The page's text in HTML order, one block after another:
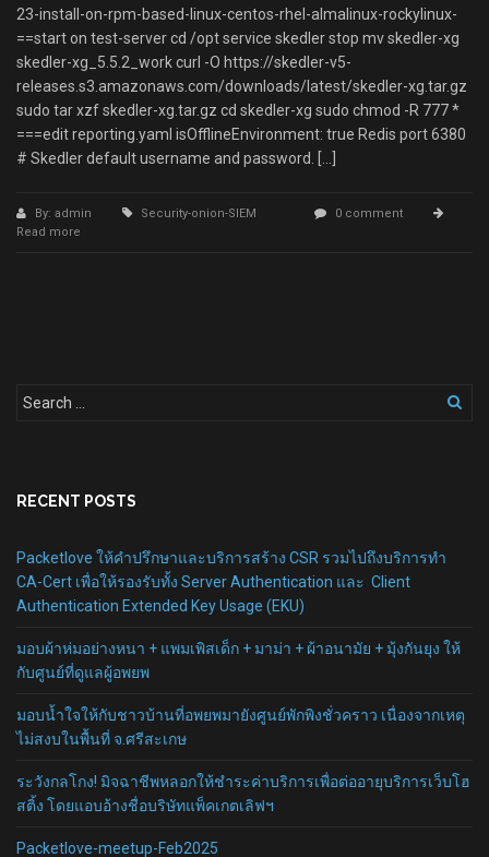
23-install-on-rpm-based-linux-centos-rhel-almalinux-rockylinux-
==start on test-server cd /opt service skedler stop mv skedler-xg
skedler-xg_5.5.2_work curl -O https://skedler-v5-
releases.s3.amazonaws.com/downloads/latest/skedler-xg.tar.gz
sudo tar xzf skedler-xg.tar.gz cd skedler-xg sudo chmod -R 777 *
===edit reporting.yaml isOfflineEnvironment: true Redis port 6380
# Skedler default username and password. […]
By: admin Security-onion-SIEM
0 comment
Read more
RECENT POSTS
Packetlove ให้คำปรึกษาและบริการสร้าง CSR รวมไปถึงบริการทำ
CA-Cert เพื่อให้รองรับทั้ง Server Authentication และ Client
Authentication Extended Key Usage (EKU)
มอบผ้าห่มอย่างหนา + แพมเพิสเด็ก + มาม่า + ผ้าอนามัย + มุ้งกันยุง ให้
กับศูนย์ที่ดูแลผู้อพยพ
มอบน้ำใจให้กับชาวบ้านที่อพยพมายังศูนย์พักพิงชั่วคราว เนื่องจากเหตุ
ไม่สงบในพื้นที่ จ.ศรีสะเกษ
ระวังกลโกง! มิจฉาชีพหลอกให้ชำระค่าบริการเพื่อต่ออายุบริการเว็บโฮ
สติ้ง โดยแอบอ้างชื่อบริษัทแพ็คเกตเลิฟฯ
Packetlove-meetup-Feb2025